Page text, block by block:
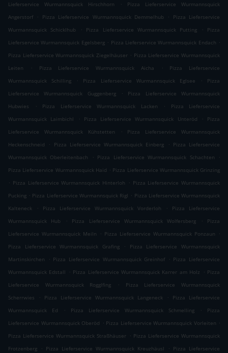
Lieferservice Wurmannsquick Hirschhorn .
Pizza Lieferservice Wurmannsquick
Angerstorf
. Pizza Lieferservice Wurmannsquick Demmelhub .
Pizza Lieferservice
Wurmannsquick Schicklhub
. Pizza Lieferservice Wurmannsquick Putting .
Pizza
Lieferservice Wurmannsquick Egelsberg . Pizza Lieferservice Wurmannsquick Endach .
Pizza Lieferservice Wurmannsquick Ziegelhäuser . Pizza Lieferservice Wurmannsquick
Leiten
. Pizza Lieferservice Wurmannsquick Aicha .
Pizza Lieferservice
Wurmannsquick Schilling
. Pizza Lieferservice Wurmannsquick Eglsee .
Pizza
Lieferservice Wurmannsquick Guggenberg
.
Pizza Lieferservice Wurmannsquick
Hubwies
. Pizza Lieferservice Wurmannsquick Lacken .
Pizza Lieferservice
Wurmannsquick Laimbichl
. Pizza Lieferservice Wurmannsquick Unteröd .
Pizza
Lieferservice Wurmannsquick Kühstetten
.
Pizza Lieferservice Wurmannsquick
Heckenschneid
. Pizza Lieferservice Wurmannsquick Einberg . Pizza Lieferservice
Wurmannsquick Oberleitenbach
. Pizza Lieferservice Wurmannsquick Schachten
.
Pizza Lieferservice Wurmannsquick Haid . Pizza Lieferservice Wurmannsquick Grinzing
. Pizza Lieferservice Wurmannsquick Hinterloh . Pizza Lieferservice Wurmannsquick
Pucking . Pizza Lieferservice Wurmannsquick Rigl . Pizza Lieferservice Wurmannsquick
Kalteneck
. Pizza Lieferservice Wurmannsquick Vorderloh .
Pizza Lieferservice
Wurmannsquick Hub
. Pizza Lieferservice Wurmannsquick Wolfersberg .
Pizza
Lieferservice Wurmannsquick Meiln
. Pizza Lieferservice Wurmannsquick Ponzaun
.
Pizza Lieferservice Wurmannsquick Grafing
.
Pizza Lieferservice Wurmannsquick
Martinskirchen
. Pizza Lieferservice Wurmannsquick Greinhof . Pizza Lieferservice
Wurmannsquick Edstall
. Pizza Lieferservice Wurmannsquick Karrer am Holz . Pizza
Lieferservice Wurmannsquick Rogglfing
.
Pizza Lieferservice Wurmannsquick
Scherrwies
. Pizza Lieferservice Wurmannsquick Langeneck .
Pizza Lieferservice
Wurmannsquick Ed
. Pizza Lieferservice Wurmannsquick Schmelling .
Pizza
Lieferservice Wurmannsquick Oberöd . Pizza Lieferservice Wurmannsquick Vorleiten .
Pizza Lieferservice Wurmannsquick Straßhäuser . Pizza Lieferservice Wurmannsquick
Frotzenberg
. Pizza Lieferservice Wurmannsquick Kreuzhäusl . Pizza Lieferservice